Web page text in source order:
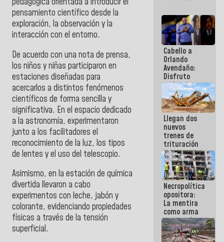
pensamiento científico desde la
exploración, la observación y la
interacción con el entorno.
De acuerdo con una nota de prensa,
los niños y niñas participaron en
estaciones diseñadas para
acercarlos a distintos fenómenos
científicos de forma sencilla y
significativa. En el espacio dedicado
a la astronomía, experimentaron
junto a los facilitadores el
reconocimiento de la luz, los tipos
de lentes y el uso del telescopio.
Asimismo, en la estación de química
divertida llevaron a cabo
experimentos con leche, jabón y
colorante, evidenciando propiedades
físicas a través de la tensión
superficial.
Cabello a
Orlando
Avendaño:
Disfruto
cada vez
que escribes
porque lo
que haces
es
embarrarla
Llegan dos
nuevos
trenes de
trituración
para
optimizar
manejo de
escombros
en La Guaira
Necropolítica
opositora:
La mentira
como arma
contra el
Pueblo